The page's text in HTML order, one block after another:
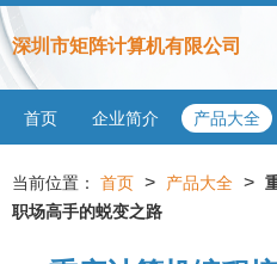
深圳市矩阵计算机有限公司
首页 企业简介 产品大全
当前位置： 首页 > 产品大全 >
职场高手的蜕变之路